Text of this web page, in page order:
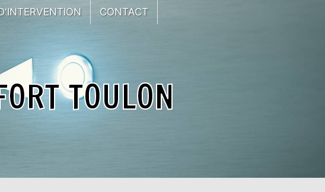
CONTACT
TOULON